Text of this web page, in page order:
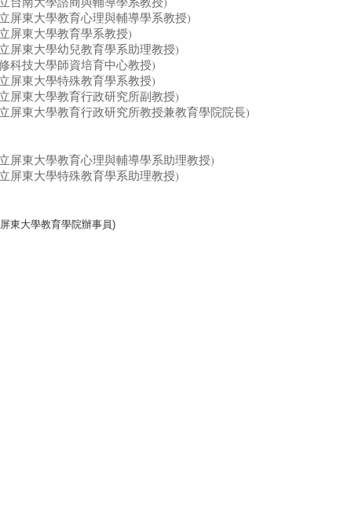
屏東大學教育心理與輔導學系教授)
屏東大學教育學系教授)
屏東大學幼兒教育學系助理教授)
科技大學師資培育中心教授)
屏東大學特殊教育學系教授)
屏東大學教育行政研究所副教授)
屏東大學教育行政研究所教授兼教育學院院長)
屏東大學教育心理與輔導學系助理教授)
屏東大學特殊教育學系助理教授)
東大學教育學院辦事員)